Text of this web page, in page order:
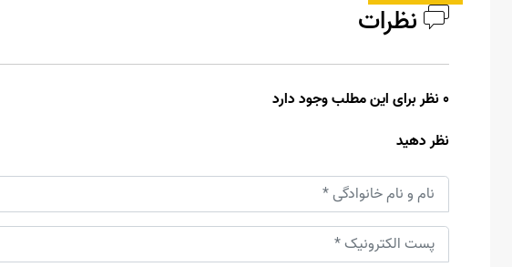
نظرات
0 نظر برای این مطلب وجود دارد
نظر دهید